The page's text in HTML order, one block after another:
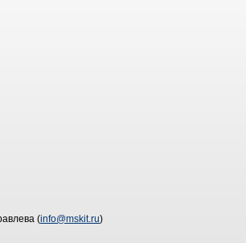
(info@mskit.ru)